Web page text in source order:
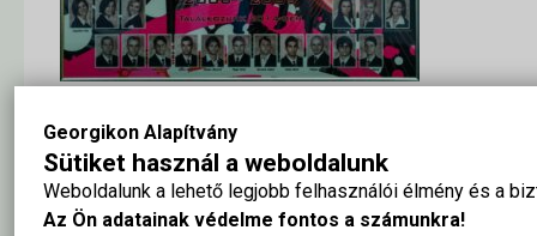
Georgikon Alapítvány
Sütiket használ a weboldalunk
Weboldalunk a lehető legjobb felhasználói élmény és a
Az Ön adatainak védelme fontos a számunkra!
2009-ben végzett keszthelyi turizmus-vendéglátás hallgatók